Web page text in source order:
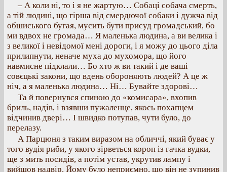
– А коли ні, то і я не жартую… Собаці собача смерть,
а тій людині, що гірша від смердючої собаки і дужча від
обшиського бугая, мусить бути присуд громадський, бо
ми вдвох не громада… Я маленька людина, а ви велика і
з великої і невідомої мені дороги, і я можу до цього діла
прилипнути, неначе муха до мухомора, що його
навмисне підклали… Бо хто ж ви такий і де ваші
совєцькі закони, що вдень обороняють людей? А це ж
ніч, а я маленька людина… Ні… Бувайте здорові…
Та й повернувся спиною до «комисара», вхопив
бриль, надів, і взявши пужаленце, якось похапцем
відчинив двері… І швидко потупав, чути було, до
перелазу.
А Парцюня з таким виразом на обличчі, який буває у
того вудія риби, у якого зірветься короп із гачка вудки,
ще з мить посидів, а потім устав, укрутив лампу і
вийшов надвір. Йому було неприємно, що він не зупинив